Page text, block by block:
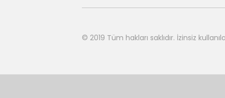
© 2019 Tüm hakları saklıdır. İzinsiz